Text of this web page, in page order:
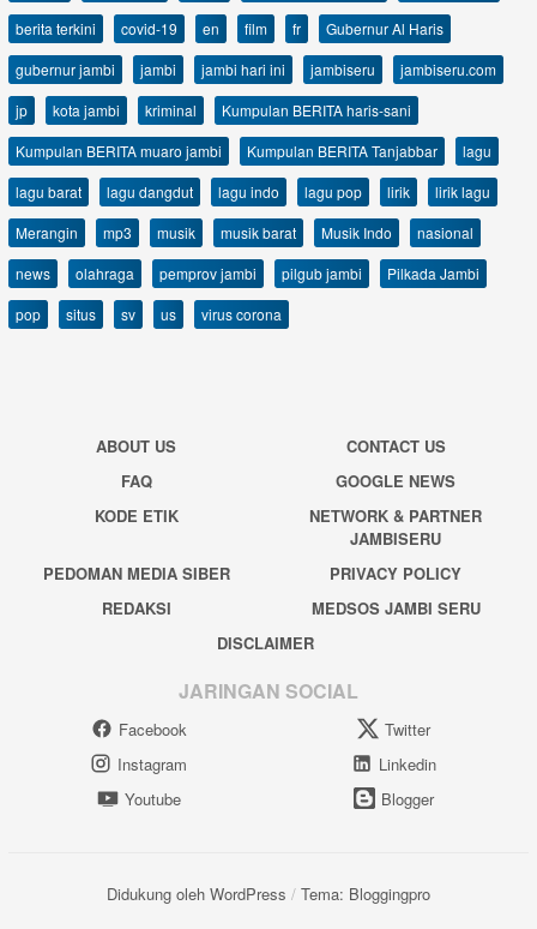
berita terkini
covid-19 en film fr
Gubernur Al Haris
gubernur jambi
jambi jambi hari ini jambiseru
jambiseru.com
jp
kota jambi kriminal
Kumpulan BERITA haris-sani
Kumpulan BERITA muaro jambi
Kumpulan BERITA Tanjabbar
lagu
lagu barat
lagu dangdut lagu indo lagu pop lirik
lirik lagu
Merangin
mp3 musik musik barat Musik Indo
nasional
news
olahraga pemprov jambi pilgub jambi
Pilkada Jambi
pop
situs sv us virus corona
ABOUT US
CONTACT US
FAQ
GOOGLE NEWS
KODE ETIK
NETWORK & PARTNER
JAMBISERU
PEDOMAN MEDIA SIBER
PRIVACY POLICY
REDAKSI
MEDSOS JAMBI SERU
DISCLAIMER
JARINGAN SOCIAL
Facebook
Twitter
Instagram
Linkedin
Youtube
Blogger
Didukung oleh WordPress / Tema: Bloggingpro